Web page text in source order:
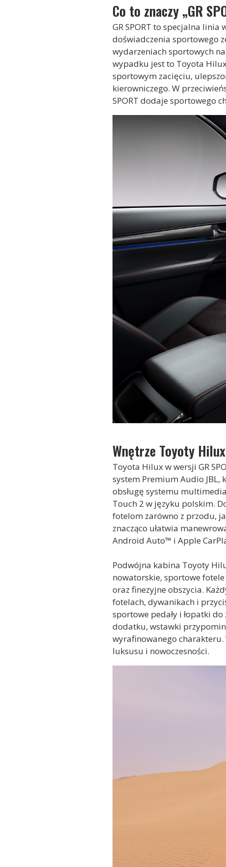
Co to znaczy „GR
GR SPORT to specjalna
doświadczenia sportowego
wydarzeniach sportowych na
wypadku jest to Toyota
sportowym zacięciu,
kierowniczego. W
SPORT dodaje sportowego
Wnętrze Toyoty
Toyota Hilux w wersji GR
system Premium Audio JBL,
obsługę systemu
Touch 2 w języku polskim.
fotelom zarówno z przodu,
znacząco ułatwia
Android Auto™ i Apple
Podwójna kabina Toyoty
nowatorskie, sportowe
oraz finezyjne obszycia.
fotelach, dywanikach i
sportowe pedały i łopatki
dodatku, wstawki
wyrafinowanego
luksusu i nowoczesności.